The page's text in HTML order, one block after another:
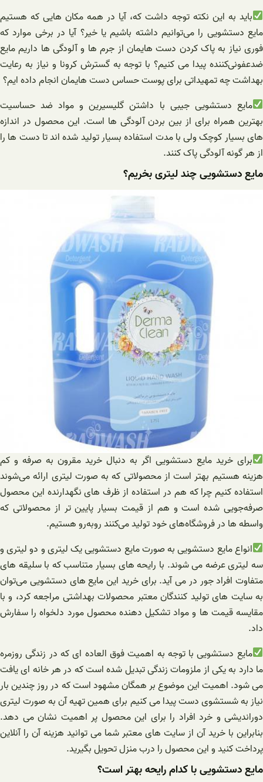
باید به این نکته توجه داشت که، آیا در همه مکان هایی که هستیم
مایع دستشویی را می‌توانیم داشته باشیم یا خیر؟ آیا در برخی موارد که
فوری نیاز به پاک کردن دست هایمان از جرم ها و آلودگی ها داریم مایع
ضدعفونی‌کننده پیدا می کنیم؟ با توجه به گسترش کرونا و نیاز به رعایت
بهداشت چه تمهیداتی برای پوست حساس دست هایمان انجام داده ایم؟
مایع دستشویی جیبی با داشتن گلیسیرین و مواد ضد حساسیت
بهترین همراه برای از بین بردن آلودگی ها است‌. این محصول در اندازه
های بسیار کوچک ولی با مدت استفاده بسیار تولید شده اند تا دست ها را
از هر گونه آلودگی پاک کنند.
مایع دستشویی چند لیتری بخریم؟
برای خرید مایع دستشویی اگر به دنبال خرید مقرون به صرفه و کم
هزینه هستیم بهتر است از محصولاتی که به صورت لیتری ارائه می‌شوند
استفاده کنیم چرا که هم در استفاده از ظرف های نگهدارنده این محصول
صرفه‌جویی شده است و هم از قیمت بسیار پایین تر از محصولاتی که
واسطه ها در فروشگاه‌های خود تولید می‌کنند روبه‌رو هستیم.
انواع مایع دستشویی به صورت مایع دستشویی یک لیتری و دو لیتری و
سه لیتری عرضه می شوند. با رایحه های بسیار متناسب که با سلیقه های
متفاوت افراد جور در می آید. برای خرید این مایع های دستشویی می‌توان
به سایت‌ های تولید کنندگان معتبر محصولات بهداشتی مراجعه کرد، و با
مقایسه قیمت ها و مواد تشکیل دهنده محصول مورد دلخواه را سفارش
داد.
مایع دستشویی با توجه به اهمیت فوق العاده ای که در زندگی روزمره
ما دارد به یکی از ملزومات زندگی تبدیل شده است که در هر خانه ای یافت
می شود. اهمیت این موضوع بر همگان مشهود است که در روز چندین بار
نیاز به شستشوی دست پیدا می کنیم برای همین تهیه آن به صورت لیتری
دوراندیشی و خرد افراد را برای این محصول پر اهمیت نشان می دهد.
بنابراين با خرید آن از سایت های معتبر شما می توانید هزینه آن را آنلاین
پرداخت کنید و این محصول را درب منزل تحویل بگیرید.
مایع دستشویی با کدام رایحه بهتر است؟